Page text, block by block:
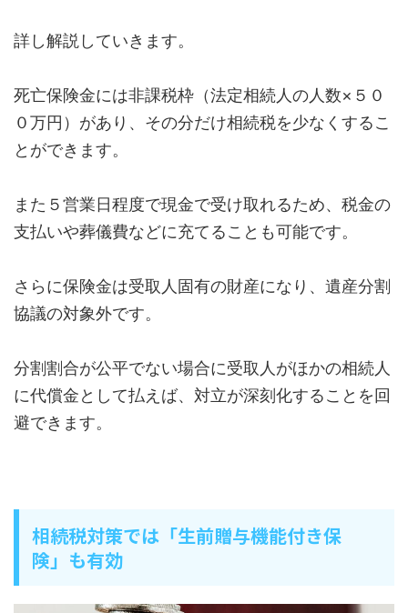
詳し解説していきます。
死亡保険金には非課税枠（法定相続人の人数×５０
０万円）があり、その分だけ相続税を少なくするこ
とができます。
また５営業日程度で現金で受け取れるため、税金の
支払いや葬儀費などに充てることも可能です。
さらに保険金は受取人固有の財産になり、遺産分割
協議の対象外です。
分割割合が公平でない場合に受取人がほかの相続人
に代償金として払えば、対立が深刻化することを回
避できます。
相続税対策では「生前贈与機能付き保
険」も有効